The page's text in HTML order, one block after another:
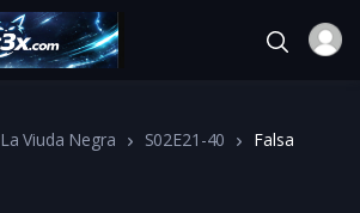
La Viuda Negra S02E21-40
Falsa